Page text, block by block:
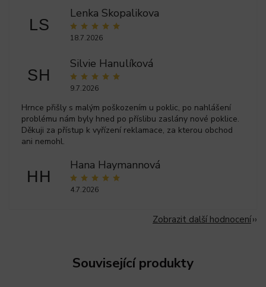
LS
Lenka Skopalikova
18.7.2026
SH
Silvie Hanulíková
9.7.2026
Hrnce přišly s malým poškozením u poklic, po nahlášení
problému nám byly hned po příslibu zaslány nové poklice.
Děkuji za přístup k vyřízení reklamace, za kterou obchod
ani nemohl.
HH
Hana Haymannová
4.7.2026
Zobrazit další hodnocení
Související produkty